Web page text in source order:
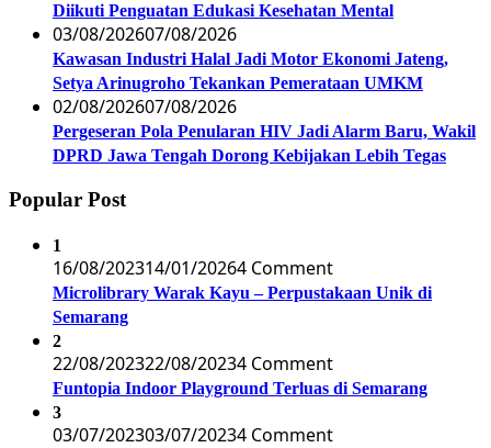
Diikuti Penguatan Edukasi Kesehatan Mental
03/08/202607/08/2026
Kawasan Industri Halal Jadi Motor Ekonomi Jateng,
Setya Arinugroho Tekankan Pemerataan UMKM
02/08/202607/08/2026
Pergeseran Pola Penularan HIV Jadi Alarm Baru, Wakil
DPRD Jawa Tengah Dorong Kebijakan Lebih Tegas
Popular Post
1
16/08/202314/01/20264 Comment
Microlibrary Warak Kayu – Perpustakaan Unik di
Semarang
2
22/08/202322/08/20234 Comment
Funtopia Indoor Playground Terluas di Semarang
3
03/07/202303/07/20234 Comment